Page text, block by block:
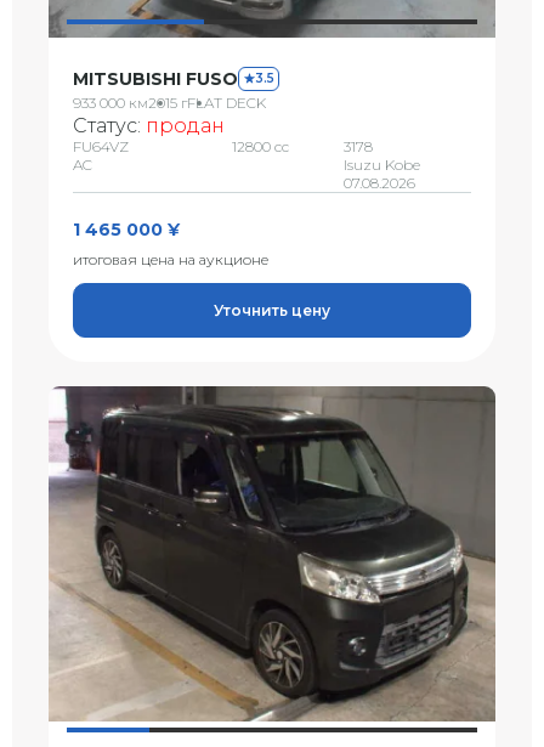
MITSUBISHI FUSO 3.5
933 000 км2015 гFLAT DECK
Статус: продан
FU64VZ
AC
12800 сс
3178
Isuzu Kobe
07.08.2026
1 465 000 ¥
итоговая цена на аукционе
Уточнить цену